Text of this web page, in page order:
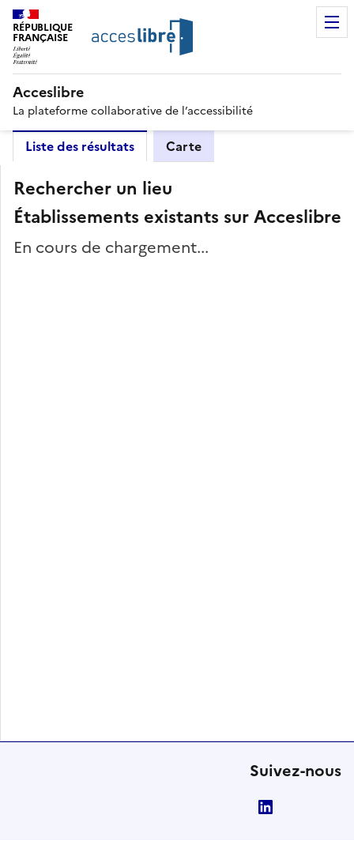
RÉPUBLIQUE
FRANÇAISE
Acceslibre
La plateforme collaborative de l’accessibilité
Liste des résultats Carte
Rechercher un lieu
Établissements existants sur Acceslibre
En cours de chargement...
Suivez-nous